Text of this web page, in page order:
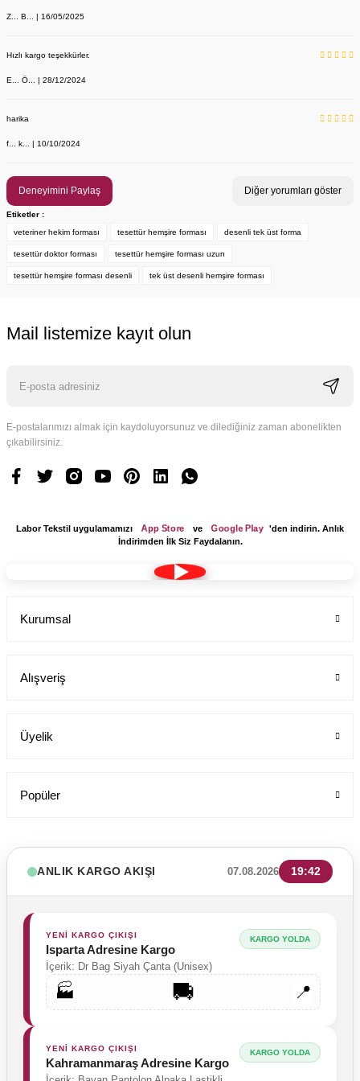
YENİ ÜRÜN
Labor Medikal Tekstil
199,00 TL
Kadın Pantolon Alpaka Kemerli Boru Paça Yandan Cepli
Z... B... | 16/05/2025
Hızlı kargo teşekkürler.
E... Ö... | 28/12/2024
harika
f... k... | 10/10/2024
Deneyimini Paylaş Diğer yorumları göster
Etiketler :
veteriner hekim forması
tesettür hemşire forması desenli tek üst forma
tesettür doktor forması tesettür hemşire forması uzun
tesettür hemşire forması desenli tek üst desenli hemşire forması
Mail listemize kayıt olun
E-postalarımızı almak için kaydoluyorsunuz ve dilediğiniz zaman abonelikten
çıkabilirsiniz.
Labor Tekstil uygulamamızı App Store ve Google Play 'den indirin. Anlık
İndirimden İlk Siz Faydalanın.
Kurumsal
Alışveriş
Üyelik
Popüler
ANLIK KARGO AKIŞI 07.08.2026 19:42
YENİ KARGO ÇIKIŞI
Isparta Adresine Kargo
İçerik: Dr Bag Siyah Çanta (Unisex)
KARGO YOLDA
🏭 🚚 📍
YENİ KARGO ÇIKIŞI
Kahramanmaraş Adresine Kargo
KARGO YOLDA